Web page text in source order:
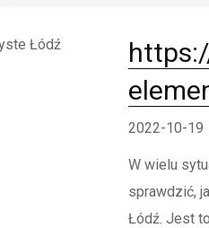
2022-10-19
W wielu
sprawdzić,
Łódź. Jest